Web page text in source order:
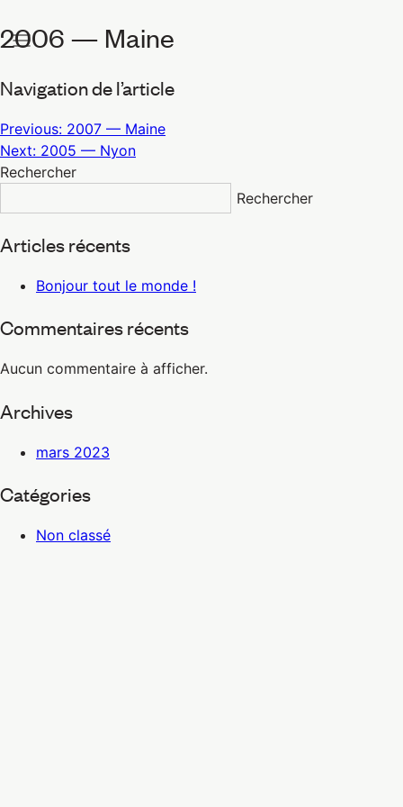
2006 — Maine
Navigation de l’article
Previous: 2007 — Maine
Next: 2005 — Nyon
Rechercher
Rechercher
Articles récents
Bonjour tout le monde !
Commentaires récents
Aucun commentaire à afficher.
Archives
mars 2023
Catégories
Non classé